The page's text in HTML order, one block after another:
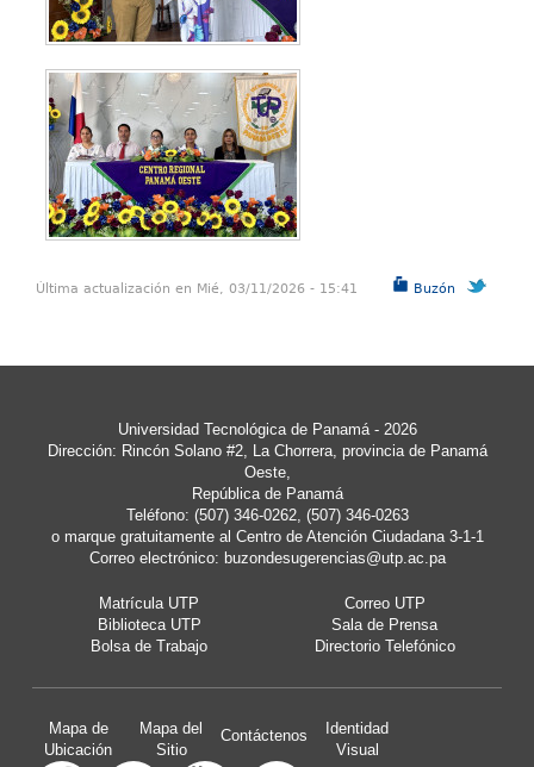
Buzón
Última actualización en Mié, 03/11/2026 - 15:41
Universidad Tecnológica de Panamá - 2026
Dirección: Rincón Solano #2, La Chorrera, provincia de Panamá
Oeste,
República de Panamá
Teléfono: (507) 346-0262, (507) 346-0263
o marque gratuitamente al Centro de Atención Ciudadana 3-1-1
Correo electrónico: buzondesugerencias@utp.ac.pa
Matrícula UTP
Correo UTP
Biblioteca UTP
Sala de Prensa
Bolsa de Trabajo
Directorio Telefónico
Mapa de
Ubicación
Mapa del
Sitio
Contáctenos
Identidad
Visual